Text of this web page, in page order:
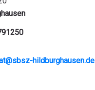
hildburghausen.de